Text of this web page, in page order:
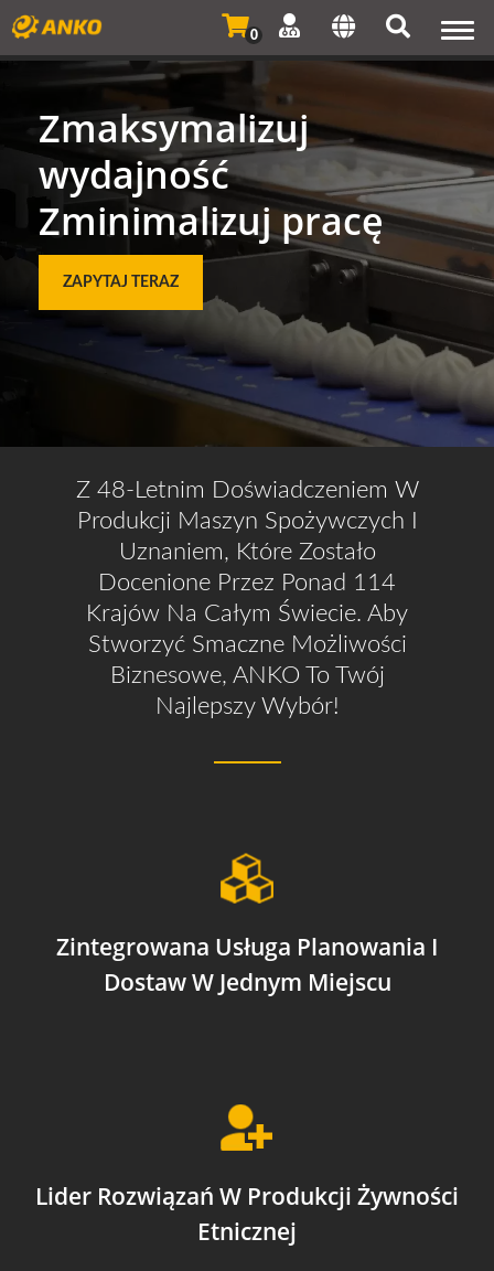
0
Zmaksymalizuj
wydajność
Zminimalizuj pracę
ZAPYTAJ TERAZ
Z 48-Letnim Doświadczeniem W
Produkcji Maszyn Spożywczych I
Uznaniem, Które Zostało
Docenione Przez Ponad 114
Krajów Na Całym Świecie. Aby
Stworzyć Smaczne Możliwości
Biznesowe, ANKO To Twój
Najlepszy Wybór!
Zintegrowana Usługa Planowania I
Dostaw W Jednym Miejscu
Lider Rozwiązań W Produkcji Żywności
Etnicznej